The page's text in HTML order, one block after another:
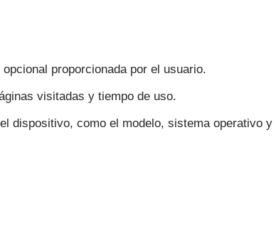
proporcionada por el usuario.
visitadas y tiempo de uso.
dispositivo, como el modelo, sistema operativo y